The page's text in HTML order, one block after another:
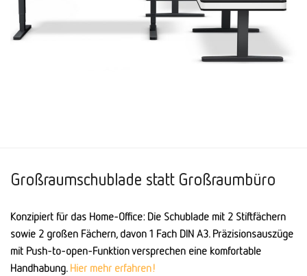
Großraumschublade statt Großraumbüro
Konzipiert für das Home-Office: Die Schublade mit 2 Stiftfächern
sowie 2 großen Fächern, davon 1 Fach DIN A3. Präzisions­auszüge
mit Push-to-open-Funktion versprechen eine komfortable
Handhabung. Hier mehr erfahren!